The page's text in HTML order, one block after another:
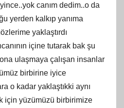
canım dedim..o da
yerden kalkıp yanıma
yaklaştırdı
içine tutarak bak şu
ulaşmaya çalışan insanlar
birbirine iyice
o kadar yaklaştıkki aynı
için yüzümüzü birbirimize